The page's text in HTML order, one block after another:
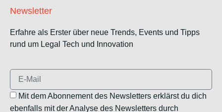
Newsletter
Erfahre als Erster über neue Trends, Events und Tipps
rund um Legal Tech und Innovation
Mit dem Abonnement des Newsletters erklärst du dich
ebenfalls mit der Analyse des Newsletters durch